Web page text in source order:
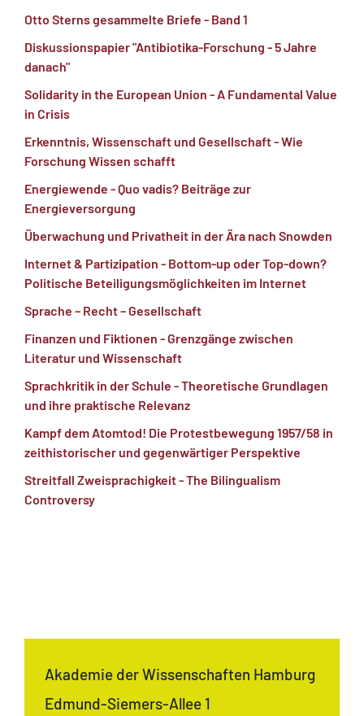
Otto Sterns gesammelte Briefe - Band 1
Diskussionspapier "Antibiotika-Forschung - 5 Jahre
danach"
Solidarity in the European Union - A Fundamental Value
in Crisis
Erkenntnis, Wissenschaft und Gesellschaft - Wie
Forschung Wissen schafft
Energiewende - Quo vadis? Beiträge zur
Energieversorgung
Überwachung und Privatheit in der Ära nach Snowden
Internet & Partizipation - Bottom-up oder Top-down?
Politische Beteiligungsmöglichkeiten im Internet
Sprache – Recht – Gesellschaft
Finanzen und Fiktionen - Grenzgänge zwischen
Literatur und Wissenschaft
Sprachkritik in der Schule - Theoretische Grundlagen
und ihre praktische Relevanz
Kampf dem Atomtod! Die Protestbewegung 1957/58 in
zeithistorischer und gegenwärtiger Perspektive
Streitfall Zweisprachigkeit - The Bilingualism
Controversy
Akademie der Wissenschaften Hamburg
Edmund-Siemers-Allee 1